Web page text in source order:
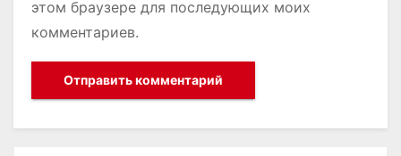
этом браузере для последующих моих
комментариев.